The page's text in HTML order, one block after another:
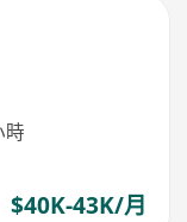
時
$40K-43K/月